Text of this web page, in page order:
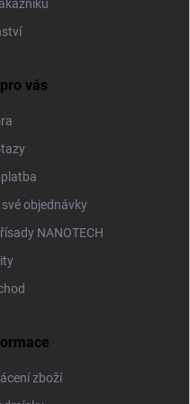
vás
objednávky
NANOTECH
zboží